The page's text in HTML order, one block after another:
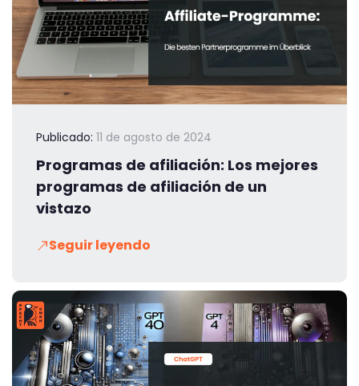
Publicado: 11 de agosto de 2024
Programas de afiliación: Los mejores
programas de afiliación de un
vistazo
Seguir leyendo